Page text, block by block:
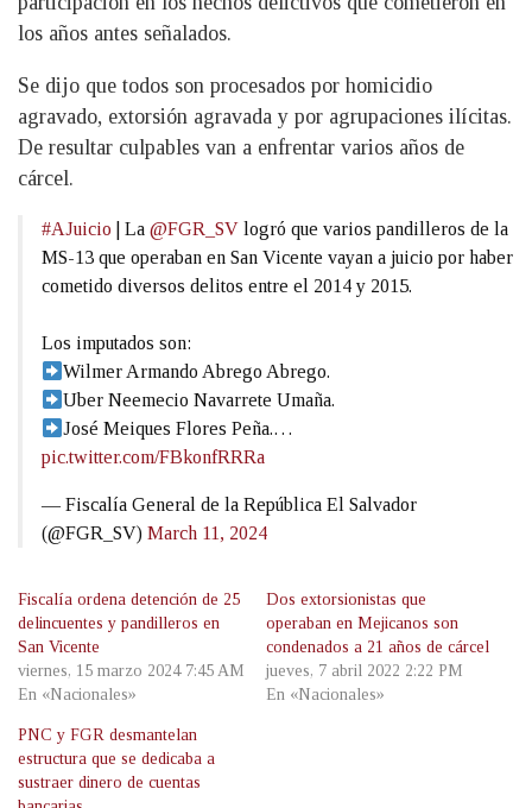
los años antes señalados.
Se dijo que todos son procesados por homicidio
agravado, extorsión agravada y por agrupaciones ilícitas.
De resultar culpables van a enfrentar varios años de
cárcel.
#AJuicio | La @FGR_SV logró que varios pandilleros de la
MS-13 que operaban en San Vicente vayan a juicio por haber
cometido diversos delitos entre el 2014 y 2015.
Los imputados son:
Wilmer Armando Abrego Abrego.
Uber Neemecio Navarrete Umaña.
José Meiques Flores Peña.…
pic.twitter.com/FBkonfRRRa
— Fiscalía General de la República El Salvador
(@FGR_SV) March 11, 2024
Fiscalía ordena detención de 25
delincuentes y pandilleros en
San Vicente
viernes, 15 marzo 2024 7:45 AM
En «Nacionales»
Dos extorsionistas que
operaban en Mejicanos son
condenados a 21 años de cárcel
jueves, 7 abril 2022 2:22 PM
En «Nacionales»
PNC y FGR desmantelan
estructura que se dedicaba a
sustraer dinero de cuentas